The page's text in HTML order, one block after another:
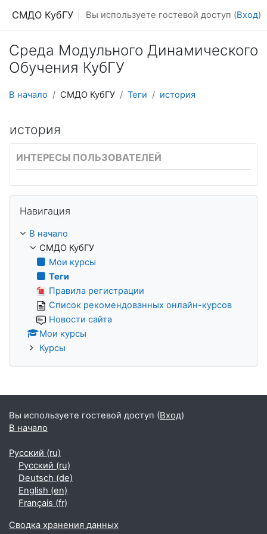
СМДО КубГУ Вы используете гостевой доступ (Вход)
Среда Модульного Динамического
Обучения КубГУ
В начало СМДО КубГУ Теги история
история
ИНТЕРЕСЫ ПОЛЬЗОВАТЕЛЕЙ
Навигация
В начало
СМДО КубГУ
Мои курсы
Теги
Правила регистрации
Список рекомендованных онлайн-курсов
Новости сайта
Мои курсы
Курсы
Вы используете гостевой доступ (Вход)
В начало
Русский ‎(ru)‎
Русский ‎(ru)‎
Deutsch ‎(de)‎
English ‎(en)‎
Français ‎(fr)‎
Сводка хранения данных